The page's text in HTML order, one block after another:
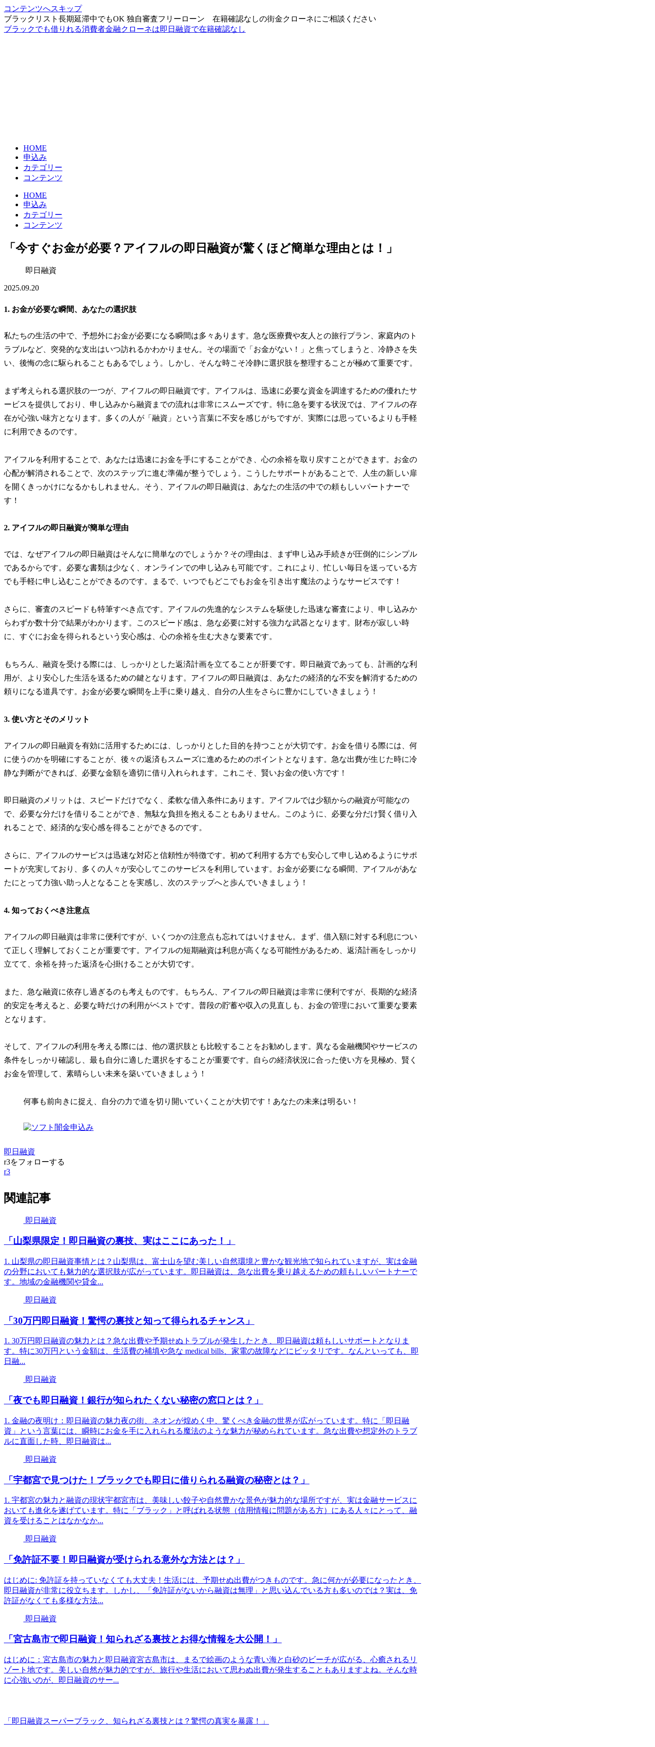
コンテンツへスキップ
ブラックリスト長期延滞中でもOK 独自審査フリーローン 在籍確認なしの街金クローネにご相談ください
ブラックでも借りれる消費者金融クローネは即日融資で在籍確認なし
HOME
申込み
カテゴリー
コンテンツ
HOME
申込み
カテゴリー
コンテンツ
「今すぐお金が必要？アイフルの即日融資が驚くほど簡単な理由とは！」
即日融資
2025.09.20
1. お金が必要な瞬間、あなたの選択肢
私たちの生活の中で、予想外にお金が必要になる瞬間は多々あります。急な医療費や友人との旅行プラン、家庭内のト
ラブルなど、突発的な支出はいつ訪れるかわかりません。その場面で「お金がない！」と焦ってしまうと、冷静さを失
い、後悔の念に駆られることもあるでしょう。しかし、そんな時こそ冷静に選択肢を整理することが極めて重要です。
まず考えられる選択肢の一つが、アイフルの即日融資です。アイフルは、迅速に必要な資金を調達するための優れたサ
ービスを提供しており、申し込みから融資までの流れは非常にスムーズです。特に急を要する状況では、アイフルの存
在が心強い味方となります。多くの人が「融資」という言葉に不安を感じがちですが、実際には思っているよりも手軽
に利用できるのです。
アイフルを利用することで、あなたは迅速にお金を手にすることができ、心の余裕を取り戻すことができます。お金の
心配が解消されることで、次のステップに進む準備が整うでしょう。こうしたサポートがあることで、人生の新しい扉
を開くきっかけになるかもしれません。そう、アイフルの即日融資は、あなたの生活の中での頼もしいパートナーで
す！
2. アイフルの即日融資が簡単な理由
では、なぜアイフルの即日融資はそんなに簡単なのでしょうか？その理由は、まず申し込み手続きが圧倒的にシンプル
であるからです。必要な書類は少なく、オンラインでの申し込みも可能です。これにより、忙しい毎日を送っている方
でも手軽に申し込むことができるのです。まるで、いつでもどこでもお金を引き出す魔法のようなサービスです！
さらに、審査のスピードも特筆すべき点です。アイフルの先進的なシステムを駆使した迅速な審査により、申し込みか
らわずか数十分で結果がわかります。このスピード感は、急な必要に対する強力な武器となります。財布が寂しい時
に、すぐにお金を得られるという安心感は、心の余裕を生む大きな要素です。
もちろん、融資を受ける際には、しっかりとした返済計画を立てることが肝要です。即日融資であっても、計画的な利
用が、より安心した生活を送るための鍵となります。アイフルの即日融資は、あなたの経済的な不安を解消するための
頼りになる道具です。お金が必要な瞬間を上手に乗り越え、自分の人生をさらに豊かにしていきましょう！
3. 使い方とそのメリット
アイフルの即日融資を有効に活用するためには、しっかりとした目的を持つことが大切です。お金を借りる際には、何
に使うのかを明確にすることが、後々の返済もスムーズに進めるためのポイントとなります。急な出費が生じた時に冷
静な判断ができれば、必要な金額を適切に借り入れられます。これこそ、賢いお金の使い方です！
即日融資のメリットは、スピードだけでなく、柔軟な借入条件にあります。アイフルでは少額からの融資が可能なの
で、必要な分だけを借りることができ、無駄な負担を抱えることもありません。このように、必要な分だけ賢く借り入
れることで、経済的な安心感を得ることができるのです。
さらに、アイフルのサービスは迅速な対応と信頼性が特徴です。初めて利用する方でも安心して申し込めるようにサポ
ートが充実しており、多くの人々が安心してこのサービスを利用しています。お金が必要になる瞬間、アイフルがあな
たにとって力強い助っ人となることを実感し、次のステップへと歩んでいきましょう！
4. 知っておくべき注意点
アイフルの即日融資は非常に便利ですが、いくつかの注意点も忘れてはいけません。まず、借入額に対する利息につい
て正しく理解しておくことが重要です。アイフルの短期融資は利息が高くなる可能性があるため、返済計画をしっかり
立てて、余裕を持った返済を心掛けることが大切です。
また、急な融資に依存し過ぎるのも考えものです。もちろん、アイフルの即日融資は非常に便利ですが、長期的な経済
的安定を考えると、必要な時だけの利用がベストです。普段の貯蓄や収入の見直しも、お金の管理において重要な要素
となります。
そして、アイフルの利用を考える際には、他の選択肢とも比較することをお勧めします。異なる金融機関やサービスの
条件をしっかり確認し、最も自分に適した選択をすることが重要です。自らの経済状況に合った使い方を見極め、賢く
お金を管理して、素晴らしい未来を築いていきましょう！
何事も前向きに捉え、自分の力で道を切り開いていくことが大切です！あなたの未来は明るい！
即日融資
r3をフォローする
r3
関連記事
即日融資
「山梨県限定！即日融資の裏技、実はここにあった！」
1. 山梨県の即日融資事情とは？山梨県は、富士山を望む美しい自然環境と豊かな観光地で知られていますが、実は金融
の分野においても魅力的な選択肢が広がっています。即日融資は、急な出費を乗り越えるための頼もしいパートナーで
す。地域の金融機関や貸金...
即日融資
「30万円即日融資！驚愕の裏技と知って得られるチャンス」
1. 30万円即日融資の魅力とは？急な出費や予期せぬトラブルが発生したとき、即日融資は頼もしいサポートとなりま
す。特に30万円という金額は、生活費の補填や急な medical bills、家電の故障などにピッタリです。なんといっても、即
日融...
即日融資
「夜でも即日融資！銀行が知られたくない秘密の窓口とは？」
1. 金融の夜明け：即日融資の魅力夜の街、ネオンが煌めく中、驚くべき金融の世界が広がっています。特に「即日融
資」という言葉には、瞬時にお金を手に入れられる魔法のような魅力が秘められています。急な出費や想定外のトラブ
ルに直面した時、即日融資は...
即日融資
「宇都宮で見つけた！ブラックでも即日に借りられる融資の秘密とは？」
1. 宇都宮の魅力と融資の現状宇都宮市は、美味しい餃子や自然豊かな景色が魅力的な場所ですが、実は金融サービスに
おいても進化を遂げています。特に「ブラック」と呼ばれる状態（信用情報に問題がある方）にある人々にとって、融
資を受けることはなかなか...
即日融資
「免許証不要！即日融資が受けられる意外な方法とは？」
はじめに: 免許証を持っていなくても大丈夫！生活には、予期せぬ出費がつきものです。急に何かが必要になったとき、
即日融資が非常に役立ちます。しかし、「免許証がないから融資は無理」と思い込んでいる方も多いのでは？実は、免
許証がなくても多様な方法...
即日融資
「宮古島市で即日融資！知られざる裏技とお得な情報を大公開！」
はじめに：宮古島市の魅力と即日融資宮古島市は、まるで絵画のような青い海と白砂のビーチが広がる、心癒されるリ
ゾート地です。美しい自然が魅力的ですが、旅行や生活において思わぬ出費が発生することもありますよね。そんな時
に心強いのが、即日融資のサー...
「即日融資スーパーブラック、知られざる裏技とは？驚愕の真実を暴露！」